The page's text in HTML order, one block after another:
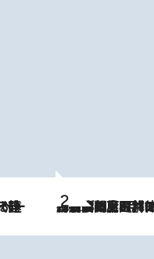
2026.8.8
「最後に見られてよかった」上野動物園の東園パンダ舎が解体前に特別公開。8月16日まで延長されたパネル展と共に辿る“半世紀”のパンダ飼育《解体工事の図面あり》